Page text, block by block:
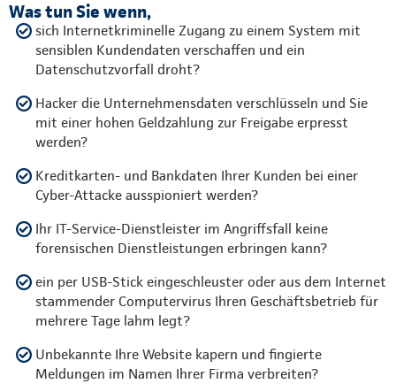
Was tun Sie wenn,
sich Internetkriminelle Zugang zu einem System mit
sensiblen Kundendaten verschaffen und ein
Datenschutzvorfall droht?
Hacker die Unternehmensdaten verschlüsseln und Sie
mit einer hohen Geldzahlung zur Freigabe erpresst
werden?
Kreditkarten- und Bankdaten Ihrer Kunden bei einer
Cyber-Attacke ausspioniert werden?
Ihr IT-Service-Dienstleister im Angriffsfall keine
forensischen Dienstleistungen erbringen kann?
ein per USB-Stick eingeschleuster oder aus dem Internet
stammender Computervirus Ihren Geschäftsbetrieb für
mehrere Tage lahm legt?
Unbekannte Ihre Website kapern und fingierte
Meldungen im Namen Ihrer Firma verbreiten?